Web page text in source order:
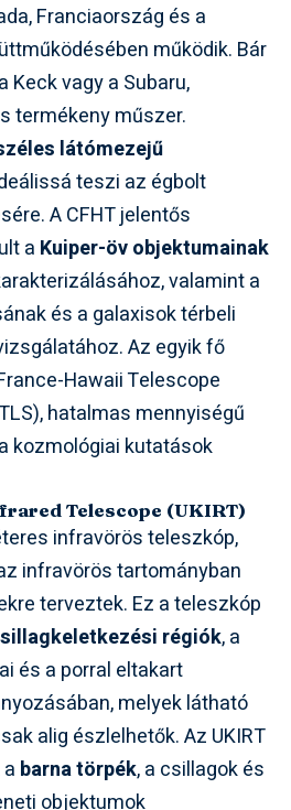
Franciaország és a
működik. Bár
Keck vagy a Subaru,
termékeny műszer.
látómezejű
teszi az égbolt
A CFHT jelentős
a Kuiper-öv objektumainak
valamint a
és a galaxisok térbeli
Az egyik fő
Hawaii Telescope
hatalmas mennyiségű
kozmológiai kutatások
Telescope (UKIRT)
infravörös teleszkóp,
infravörös tartományban
terveztek. Ez a teleszkóp
régiók, a
és a porral eltakart
melyek látható
alig észlelhetők. Az UKIRT
barna törpék, a csillagok és
objektumok